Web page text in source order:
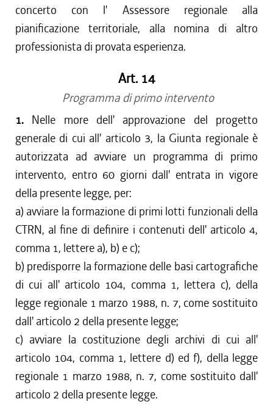
concerto con l' Assessore regionale alla
pianificazione territoriale, alla nomina di altro
professionista di provata esperienza.
Art. 14
Programma di primo intervento
1. Nelle more dell' approvazione del progetto
generale di cui all' articolo 3, la Giunta regionale è
autorizzata ad avviare un programma di primo
intervento, entro 60 giorni dall' entrata in vigore
della presente legge, per:
a) avviare la formazione di primi lotti funzionali della
CTRN, al fine di definire i contenuti dell' articolo 4,
comma 1, lettere a), b) e c);
b) predisporre la formazione delle basi cartografiche
di cui all' articolo 104, comma 1, lettera c), della
legge regionale 1 marzo 1988, n. 7, come sostituito
dall' articolo 2 della presente legge;
c) avviare la costituzione degli archivi di cui all'
articolo 104, comma 1, lettere d) ed f), della legge
regionale 1 marzo 1988, n. 7, come sostituito dall'
articolo 2 della presente legge.